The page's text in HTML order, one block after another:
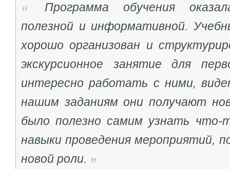
Программа обучения
полезной и информативной.
хорошо организован и
экскурсионное занятие для
интересно работать с ними,
нашим заданиям они получают
было полезно самим узнать что-
навыки проведения мероприятий,
новой роли.